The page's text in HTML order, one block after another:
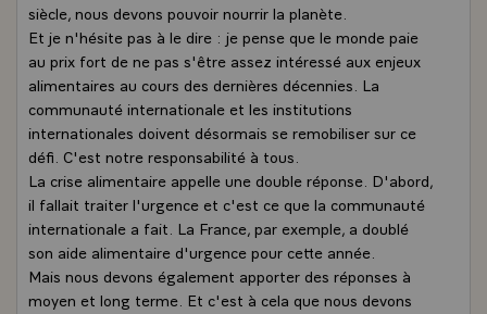
siècle, nous devons pouvoir nourrir la planète.
Et je n'hésite pas à le dire : je pense que le monde paie
au prix fort de ne pas s'être assez intéressé aux enjeux
alimentaires au cours des dernières décennies. La
communauté internationale et les institutions
internationales doivent désormais se remobiliser sur ce
défi. C'est notre responsabilité à tous.
La crise alimentaire appelle une double réponse. D'abord,
il fallait traiter l'urgence et c'est ce que la communauté
internationale a fait. La France, par exemple, a doublé
son aide alimentaire d'urgence pour cette année.
Mais nous devons également apporter des réponses à
moyen et long terme. Et c'est à cela que nous devons